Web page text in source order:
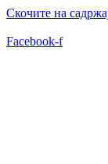
Скочите на
Facebook-f